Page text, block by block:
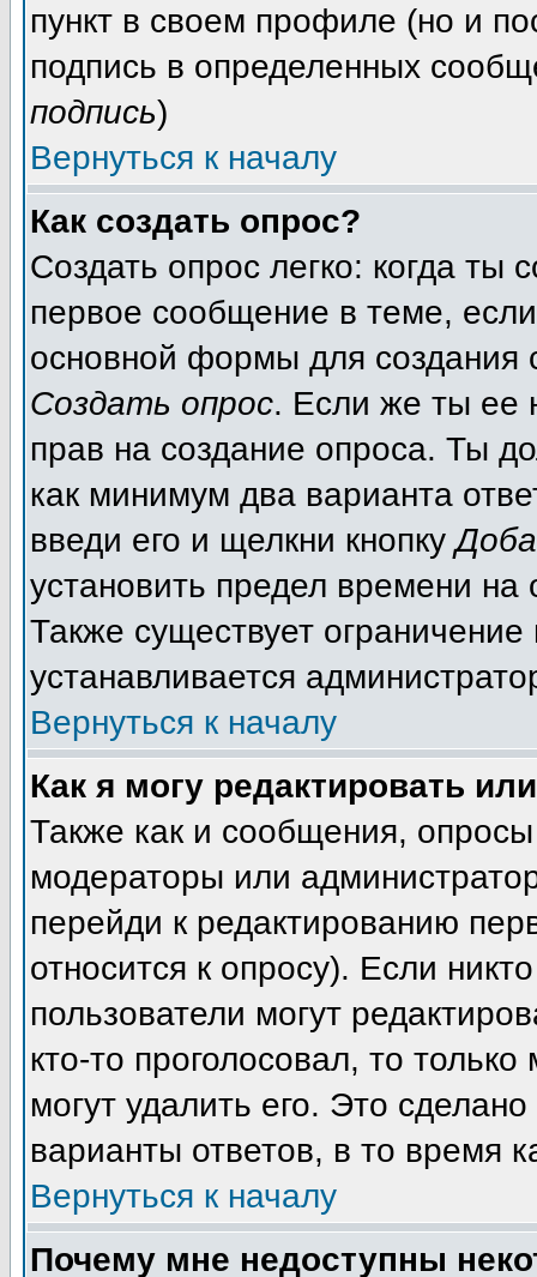
пункт в своем профиле (но и
подпись в определенных
подпись)
Вернуться к началу
Как создать опрос?
Создать опрос легко: когда ты
первое сообщение в теме,
основной формы для
Создать опрос. Если же ты ее
прав на создание опроса. Ты
как минимум два варианта
введи его и щелкни кнопку
установить предел времени на
Также существует
устанавливается
Вернуться к началу
Как я могу редактировать
Также как и сообщения, опросы
модераторы или
перейди к редактированию
относится к опросу). Если
пользователи могут
кто-то проголосовал, то
могут удалить его. Это
варианты ответов, в то время
Вернуться к началу
Почему мне недоступны